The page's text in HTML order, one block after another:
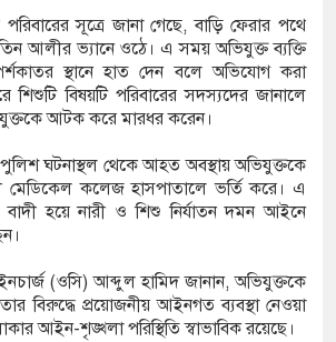
আটক, আবারও
চলাফেরায় প্রশ্ন
মিষ্টি ও ঘি বিক্রেতাকে
কারবারি গ্রেপ্তার
সূত্রে জানা গেছে, বাড়ি ফেরার পথে
আলীর ভ্যানে ওঠে। এ সময় অভিযুক্ত ব্যক্তি
স্থানে হাত দেন বলে অভিযোগ করা
শিশুটি বিষয়টি পরিবারের সদস্যদের জানালে
আটক করে মারধর করেন।
ঘটনাস্থল থেকে আহত অবস্থায় অভিযুক্তকে
মেডিকেল কলেজ হাসপাতালে ভর্তি করে। এ
বাদী হয়ে নারী ও শিশু নির্যাতন দমন আইনে
(ওসি) আব্দুল হামিদ জানান, অভিযুক্তকে
বিরুদ্ধে প্রয়োজনীয় আইনগত ব্যবস্থা নেওয়া
আইন-শৃঙ্খলা পরিস্থিতি স্বাভাবিক রয়েছে।